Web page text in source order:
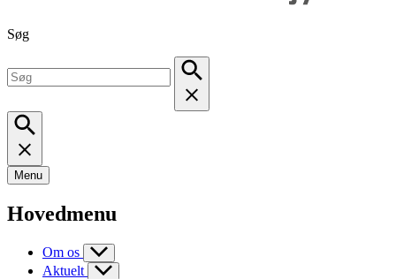
Søg
Menu
Hovedmenu
Om os
Aktuelt